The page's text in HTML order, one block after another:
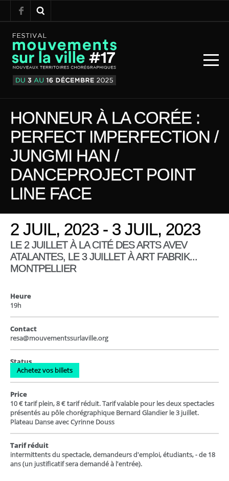
HONNEUR À LA CORÉE :
PERFECT IMPERFECTION /
JUNGMI HAN /
DANCEPROJECT POINT
LINE FACE
2 JUIL, 2023 - 3 JUIL, 2023
LE 2 JUILLET À LA CITÉ DES ARTS AVEV
ATALANTES, LE 3 JUILLET À ART FABRIK...
MONTPELLIER
Heure
19h
Contact
resa@mouvementssurlaville.org
Status
Achetez vos billets
Price
10 € tarif plein, 8 € tarif réduit. Tarif valable pour les deux spectacles
présentés au pôle chorégraphique Bernard Glandier le 3 juillet.
Plateau Danse avec Cyrinne Douss
Tarif réduit
intermittents du spectacle, demandeurs d'emploi, étudiants, - de 18
ans (un justificatif sera demandé à l'entrée).